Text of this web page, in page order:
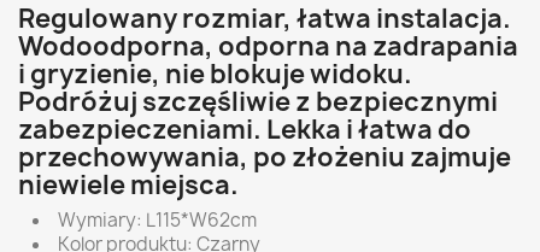
Regulowany rozmiar, łatwa instalacja.
Wodoodporna, odporna na zadrapania
i gryzienie, nie blokuje widoku.
Podróżuj szczęśliwie z bezpiecznymi
zabezpieczeniami. Lekka i łatwa do
przechowywania, po złożeniu zajmuje
niewiele miejsca.
Wymiary: L115*W62cm
Kolor produktu: Czarny